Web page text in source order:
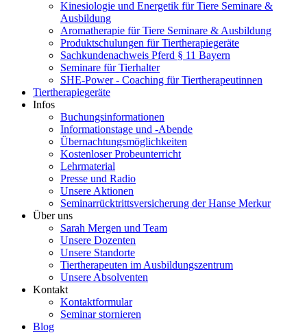
Kinesiologie und Energetik für Tiere Seminare &
Ausbildung
Aromatherapie für Tiere Seminare & Ausbildung
Produktschulungen für Tiertherapiegeräte
Sachkundenachweis Pferd § 11 Bayern
Seminare für Tierhalter
SHE-Power - Coaching für Tiertherapeutinnen
Tiertherapiegeräte
Infos
Buchungsinformationen
Informationstage und -Abende
Übernachtungsmöglichkeiten
Kostenloser Probeunterricht
Lehrmaterial
Presse und Radio
Unsere Aktionen
Seminarrücktrittsversicherung der Hanse Merkur
Über uns
Sarah Mergen und Team
Unsere Dozenten
Unsere Standorte
Tiertherapeuten im Ausbildungszentrum
Unsere Absolventen
Kontakt
Kontaktformular
Seminar stornieren
Blog